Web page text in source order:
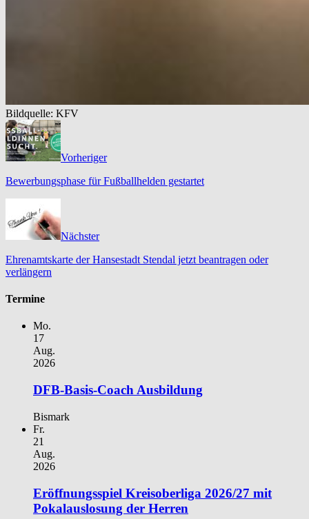
Bildquelle: KFV
Vorheriger
Bewerbungsphase für Fußballhelden gestartet
Nächster
Ehrenamtskarte der Hansestadt Stendal jetzt beantragen oder
verlängern
Termine
Mo.
17
Aug.
2026
DFB-Basis-Coach Ausbildung
Bismark
Fr.
21
Aug.
2026
Eröffnungsspiel Kreisoberliga 2026/27 mit
Pokalauslosung der Herren